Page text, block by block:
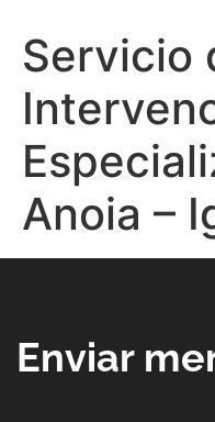
Servicio
Anoia –
Enviar